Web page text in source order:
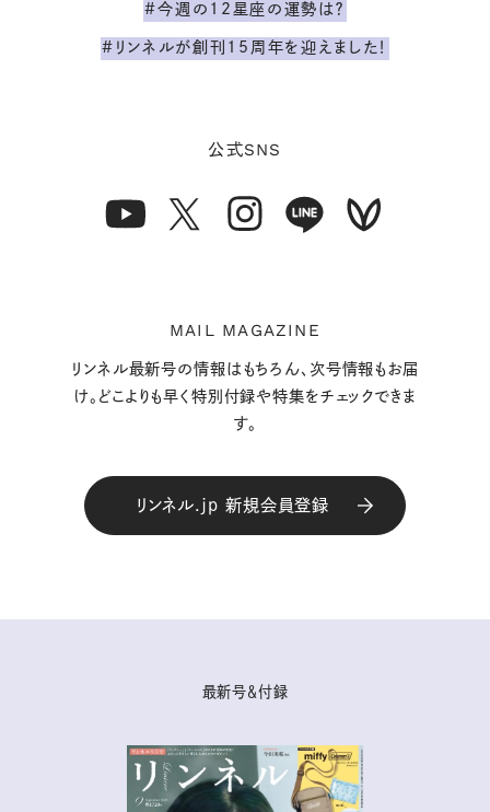
#今週の12星座の運勢は？
#リンネルが創刊15周年を迎えました！
公式SNS
MAIL MAGAZINE
リンネル最新号の情報はもちろん、次号情報もお届
け。どこよりも早く特別付録や特集をチェックできま
す。
リンネル.jp 新規会員登録
最新号＆付録